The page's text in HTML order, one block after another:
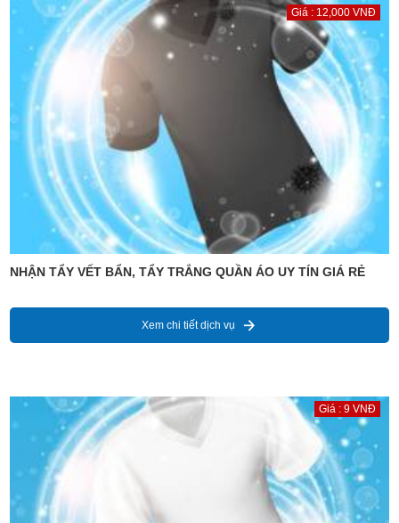
Giá : 12,000 VNĐ
NHẬN TẨY VẾT BẨN, TẨY TRẮNG QUẦN ÁO UY TÍN GIÁ RẺ
Xem chi tiết dịch vụ
Giá : 9 VNĐ